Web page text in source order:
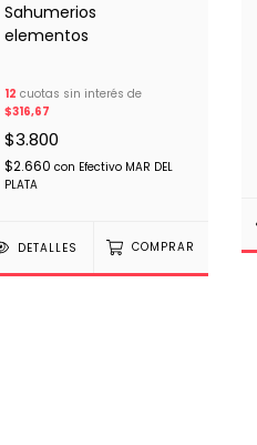
Sahumerios
elementos
12 cuotas sin interés de
$316,67
$3.800
$2.660 con Efectivo MAR DEL
PLATA
DETALLES COMPRAR